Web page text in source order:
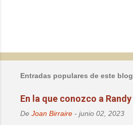
t
rEntradas populares de este blog
En la que conozco a Randy
De Joan Birraire - junio 02, 2023